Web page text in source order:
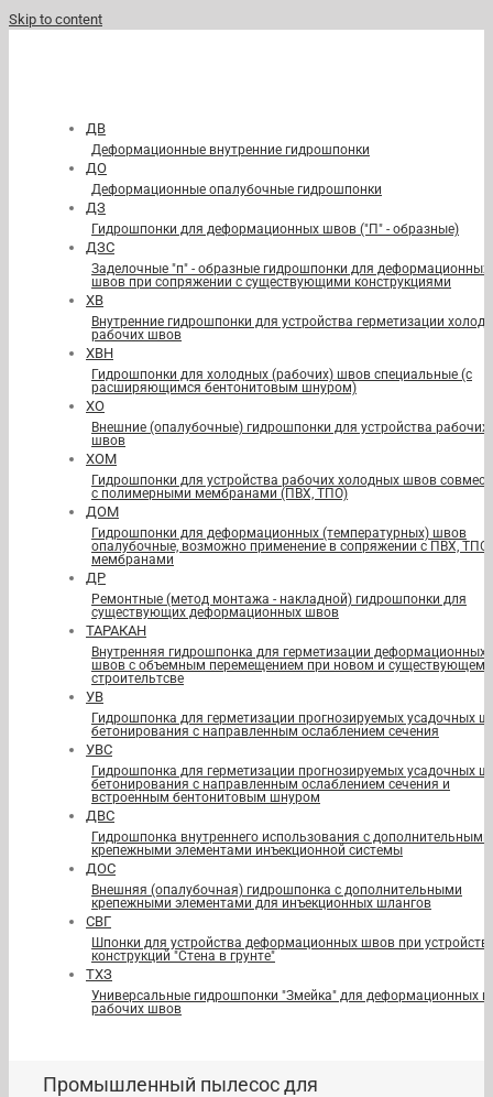
Skip to content
ДВ
Деформационные внутренние гидрошпонки
ДО
Деформационные опалубочные гидрошпонки
ДЗ
Гидрошпонки для деформационных швов ("П" - образные)
ДЗС
Заделочные "п" - образные гидрошпонки для деформационных
швов при сопряжении с существующими конструкциями
ХВ
Внутренние гидрошпонки для устройства герметизации
рабочих швов
ХВН
Гидрошпонки для холодных (рабочих) швов специальные (с
расширяющимся бентонитовым шнуром)
ХО
Внешние (опалубочные) гидрошпонки для устройства рабочих
швов
ХОМ
Гидрошпонки для устройства рабочих холодных швов
с полимерными мембранами (ПВХ, ТПО)
ДОМ
Гидрошпонки для деформационных (температурных) швов
опалубочные, возможно применение в сопряжении с ПВХ, ТПО
мембранами
ДР
Ремонтные (метод монтажа - накладной) гидрошпонки для
существующих деформационных швов
ТАРАКАН
Внутренняя гидрошпонка для герметизации деформационных
швов с объемным перемещением при новом и существующем
строительтсве
УВ
Гидрошпонка для герметизации прогнозируемых усадочных
бетонирования с направленным ослаблением сечения
УВС
Гидрошпонка для герметизации прогнозируемых усадочных
бетонирования с направленным ослаблением сечения и
встроенным бентонитовым шнуром
ДВС
Гидрошпонка внутреннего использования с дополнительными
крепежными элементами инъекционной системы
ДОС
Внешняя (опалубочная) гидрошпонка с дополнительными
крепежными элементами для инъекционных шлангов
СВГ
Шпонки для устройства деформационных швов при
конструкций "Стена в грунте"
ТХЗ
Универсальные гидрошпонки "Змейка" для деформационных и
рабочих швов
Промышленный пылесос для